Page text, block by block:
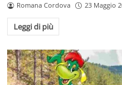
Romana Cordova 23 Maggio
Leggi di più